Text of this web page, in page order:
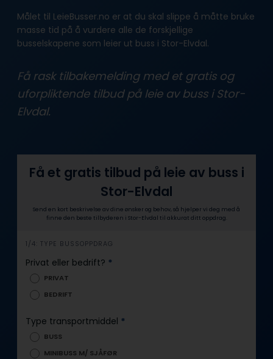
Målet til LeieBusser.no er at du skal slippe å måtte bruke
masse tid på å vurdere alle de forskjellige
busselskapene som leier ut buss i Stor-Elvdal.
Få rask tilbakemelding med et gratis og
uforpliktende tilbud på leie av buss i Stor-
Elvdal.
Få et gratis tilbud på leie av buss i
Stor-Elvdal
Send en kort beskrivelse av dine ønsker og behov, så hjelper vi deg med å
finne den beste tilbyderen i Stor-Elvdal til akkurat ditt oppdrag.
i
n
o
d
1/4: TYPE BUSSOPPDRAG
Privat eller bedrift? *
PRIVAT
BEDRIFT
Type transportmiddel *
BUSS
MINIBUSS M/ SJÅFØR